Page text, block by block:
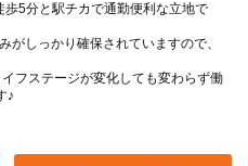
5分と駅チカで通勤便利な立地で
がしっかり確保されていますので、
フステージが変化しても変わらず働
♪